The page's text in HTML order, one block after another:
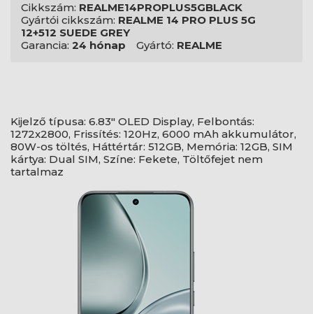
Cikkszám: REALME14PROPLUS5GBLACK
Gyártói cikkszám: REALME 14 PRO PLUS 5G
12+512 SUEDE GREY
Garancia: 24 hónap Gyártó: REALME
Kijelző típusa: 6.83" OLED Display, Felbontás:
1272x2800, Frissítés: 120Hz, 6000 mAh akkumulátor,
80W-os töltés, Háttértár: 512GB, Memória: 12GB, SIM
kártya: Dual SIM, Színe: Fekete, Töltőfejet nem
tartalmaz